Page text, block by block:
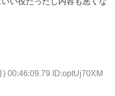
) 00:46:09.79 ID:optUj70XM